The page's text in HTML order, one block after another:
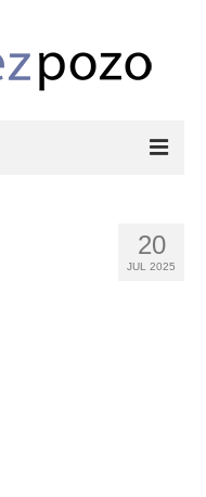
20
JUL 2025